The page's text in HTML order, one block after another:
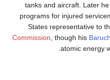
tanks and aircraft.
programs for injured
States representative
Commission, though his
atomic
.